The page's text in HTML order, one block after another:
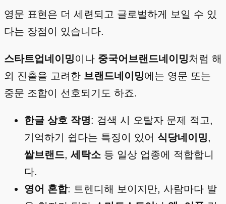
영문 표현은 더 세련되고 글로벌하게 보일 수 있
다는 장점이 있습니다.
스타트업네이밍이나 중국어브랜드네이밍처럼 해
외 진출을 고려한 브랜드네이밍에는 영문 또는
중문 조합이 선호되기도 하죠.
한글 상호 작명: 검색 시 오탈자 문제 적고,
기억하기 쉽다는 특징이 있어 식당네이밍,
쌀브랜드, 세탁소 등 일상 업종에 적합합니
다.
영어 혼합: 트렌디해 보이지만, 사람마다 발